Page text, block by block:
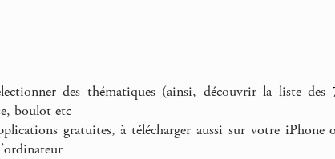
des thématiques (ainsi, découvrir la liste des
boulot etc
gratuites, à télécharger aussi sur votre iPhone